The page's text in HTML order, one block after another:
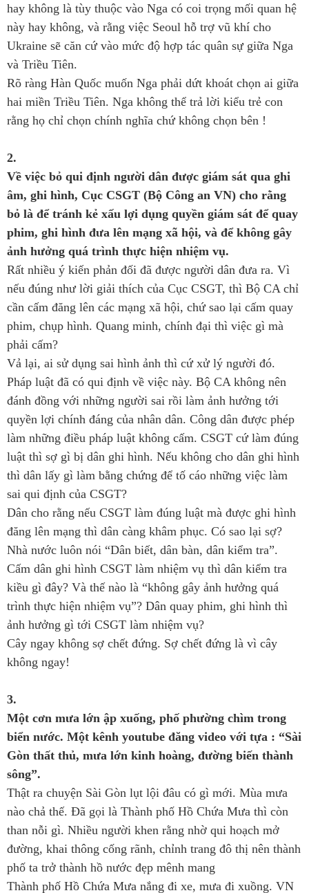
hay không là tùy thuộc vào Nga có coi trọng mối quan hệ
này hay không, và rằng việc Seoul hỗ trợ vũ khí cho
Ukraine sẽ căn cứ vào mức độ hợp tác quân sự giữa Nga
và Triều Tiên.
Rõ ràng Hàn Quốc muốn Nga phải dứt khoát chọn ai giữa
hai miền Triều Tiên. Nga không thể trả lời kiểu trẻ con
rằng họ chỉ chọn chính nghĩa chứ không chọn bên !
2.
Về việc bỏ qui định người dân được giám sát qua ghi
âm, ghi hình, Cục CSGT (Bộ Công an VN) cho rằng
bỏ là để tránh kẻ xấu lợi dụng quyền giám sát để quay
phim, ghi hình đưa lên mạng xã hội, và để không gây
ảnh hưởng quá trình thực hiện nhiệm vụ.
Rất nhiều ý kiến phản đối đã được người dân đưa ra. Vì
nếu đúng như lời giải thích của Cục CSGT, thì Bộ CA chỉ
cần cấm đăng lên các mạng xã hội, chứ sao lại cấm quay
phim, chụp hình. Quang minh, chính đại thì việc gì mà
phải cấm?
Vả lại, ai sử dụng sai hình ảnh thì cứ xử lý người đó.
Pháp luật đã có qui định về việc này. Bộ CA không nên
đánh đồng với những người sai rồi làm ảnh hưởng tới
quyền lợi chính đáng của nhân dân. Công dân được phép
làm những điều pháp luật không cấm. CSGT cứ làm đúng
luật thì sợ gì bị dân ghi hình. Nếu không cho dân ghi hình
thì dân lấy gì làm bằng chứng để tố cáo những việc làm
sai qui định của CSGT?
Dân cho rằng nếu CSGT làm đúng luật mà được ghi hình
đăng lên mạng thì dân càng khâm phục. Có sao lại sợ?
Nhà nước luôn nói “Dân biết, dân bàn, dân kiểm tra”.
Cấm dân ghi hình CSGT làm nhiệm vụ thì dân kiểm tra
kiều gì đây? Và thế nào là “không gây ảnh hưởng quá
trình thực hiện nhiệm vụ”? Dân quay phim, ghi hình thì
ảnh hưởng gì tới CSGT làm nhiệm vụ?
Cây ngay không sợ chết đứng. Sợ chết đứng là vì cây
không ngay!
3.
Một cơn mưa lớn ập xuống, phố phường chìm trong
biển nước. Một kênh youtube đăng video với tựa : “Sài
Gòn thất thủ, mưa lớn kinh hoàng, đường biến thành
sông”.
Thật ra chuyện Sài Gòn lụt lội đâu có gì mới. Mùa mưa
nào chả thế. Đã gọi là Thành phố Hồ Chứa Mưa thì còn
than nỗi gì. Nhiều người khen rằng nhờ qui hoạch mở
đường, khai thông cống rãnh, chỉnh trang đô thị nên thành
phố ta trở thành hồ nước đẹp mênh mang
Thành phố Hồ Chứa Mưa nắng đi xe, mưa đi xuồng. VN